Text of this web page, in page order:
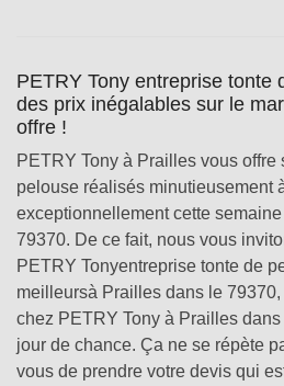
PETRY Tony entreprise tonte
des prix inégalables sur le
offre !
PETRY Tony à Prailles vous
pelouse réalisés minutieusement
exceptionnellement cette
79370. De ce fait, nous vous
PETRY Tonyentreprise tonte de
meilleursà Prailles dans le
chez PETRY Tony à Prailles dans
jour de chance. Ça ne se répète
vous de prendre votre devis qui